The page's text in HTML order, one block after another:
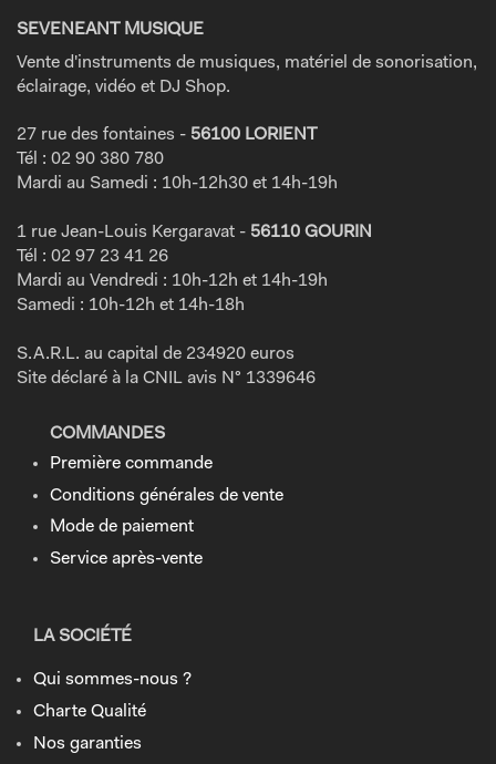
SEVENEANT MUSIQUE
Vente d'instruments de musiques, matériel de sonorisation,
éclairage, vidéo et DJ Shop.
27 rue des fontaines - 56100 LORIENT
Tél : 02 90 380 780
Mardi au Samedi : 10h-12h30 et 14h-19h
1 rue Jean-Louis Kergaravat - 56110 GOURIN
Tél : 02 97 23 41 26
Mardi au Vendredi : 10h-12h et 14h-19h
Samedi : 10h-12h et 14h-18h
S.A.R.L. au capital de 234920 euros
Site déclaré à la CNIL avis N° 1339646
COMMANDES
Première commande
Conditions générales de vente
Mode de paiement
Service après-vente
LA SOCIÉTÉ
Qui sommes-nous ?
Charte Qualité
Nos garanties